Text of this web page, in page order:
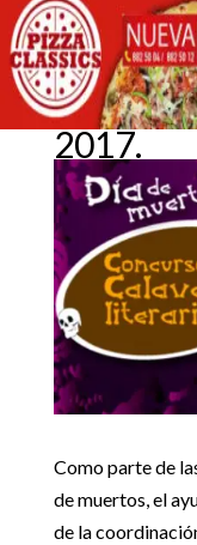
 Inicio 5
INVITAN A
LITERARIAS 2017.
EN
2017.
Noticias locales
19 octubre,
Como parte de
de muertos, el
de la